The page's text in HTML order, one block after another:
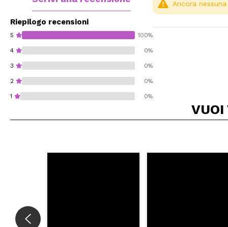
Riepilogo recensioni
5 100%
4 0%
3 0%
2 0%
1 0%
Ancora
VUOI